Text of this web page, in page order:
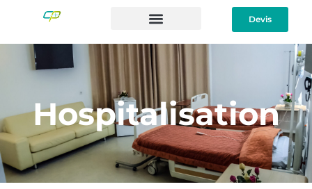
Devis
Hospitalisation